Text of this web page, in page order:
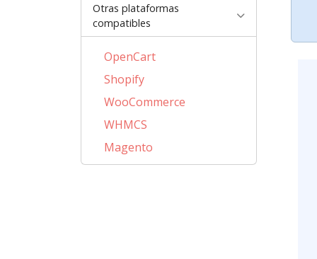
Otras plataformas
compatibles
OpenCart
Shopify
WooCommerce
WHMCS
Magento
PrestaShop